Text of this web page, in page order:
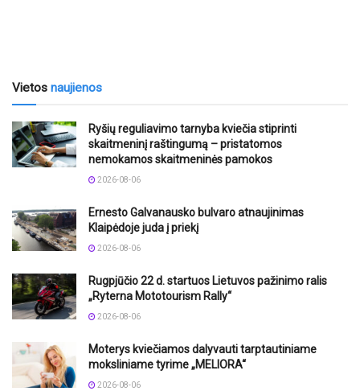
Vietos naujienos
Ryšių reguliavimo tarnyba kviečia stiprinti
skaitmeninį raštingumą – pristatomos
nemokamos skaitmeninės pamokos
2026-08-06
Ernesto Galvanausko bulvaro atnaujinimas
Klaipėdoje juda į priekį
2026-08-06
Rugpjūčio 22 d. startuos Lietuvos pažinimo ralis
„Ryterna Mototourism Rally“
2026-08-06
Moterys kviečiamos dalyvauti tarptautiniame
moksliniame tyrime „MELIORA“
2026-08-06